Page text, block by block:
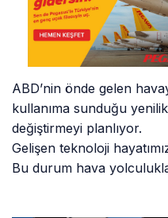
ABD’nin önde gelen
kullanıma sunduğu yenilik
değiştirmeyi planlıyor.
Gelişen teknoloji
Bu durum hava